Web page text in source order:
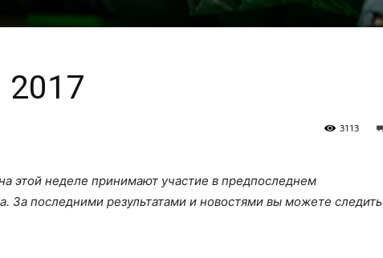
2017
3113
этой неделе принимают участие в предпоследнем
За последними результатами и новостями вы можете следить